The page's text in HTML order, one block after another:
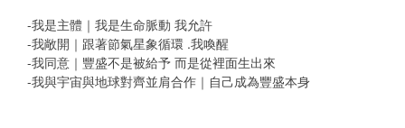
-我是主體｜我是生命脈動 我允許
-我敞開｜跟著節氣星象循環 .我喚醒
-我同意｜豐盛不是被給予 而是從裡面生出來
-我與宇宙與地球對齊並肩合作｜自己成為豐盛本身